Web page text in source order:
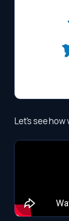
Let's see how